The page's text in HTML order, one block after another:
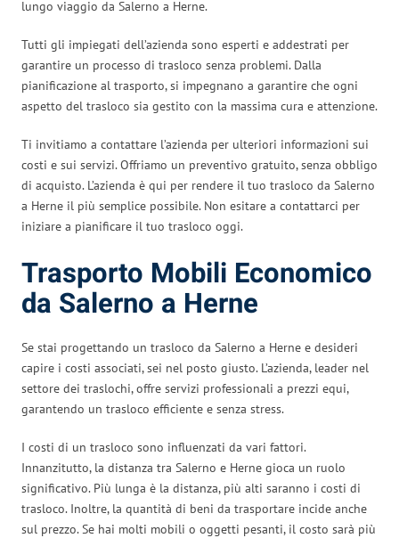
lungo viaggio da Salerno a Herne.
Tutti gli impiegati dell’azienda sono esperti e addestrati per
garantire un processo di trasloco senza problemi. Dalla
pianificazione al trasporto, si impegnano a garantire che ogni
aspetto del trasloco sia gestito con la massima cura e attenzione.
Ti invitiamo a contattare l’azienda per ulteriori informazioni sui
costi e sui servizi. Offriamo un preventivo gratuito, senza obbligo
di acquisto. L’azienda è qui per rendere il tuo trasloco da Salerno
a Herne il più semplice possibile. Non esitare a contattarci per
iniziare a pianificare il tuo trasloco oggi.
Trasporto Mobili Economico
da Salerno a Herne
Se stai progettando un trasloco da Salerno a Herne e desideri
capire i costi associati, sei nel posto giusto. L’azienda, leader nel
settore dei traslochi, offre servizi professionali a prezzi equi,
garantendo un trasloco efficiente e senza stress.
I costi di un trasloco sono influenzati da vari fattori.
Innanzitutto, la distanza tra Salerno e Herne gioca un ruolo
significativo. Più lunga è la distanza, più alti saranno i costi di
trasloco. Inoltre, la quantità di beni da trasportare incide anche
sul prezzo. Se hai molti mobili o oggetti pesanti, il costo sarà più